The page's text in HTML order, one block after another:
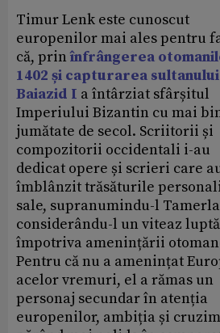
Timur Lenk este cunoscut
europenilor mai ales pentru
că, prinînfrângerea
1402 și capturarea sultanului
Baiazid I a întârziat sfârșitul
Imperiului Bizantin cu mai
jumătate de secol. Scriitorii și
compozitorii occidentali i-au
dedicat opere și scrieri care
îmblânzit trăsăturile
sale, supranumindu-l
considerându-l un viteaz
împotriva amenințării
Pentru că nu a amenințat
acelor vremuri, el a rămas un
personaj secundar în atenția
europenilor, ambiția și